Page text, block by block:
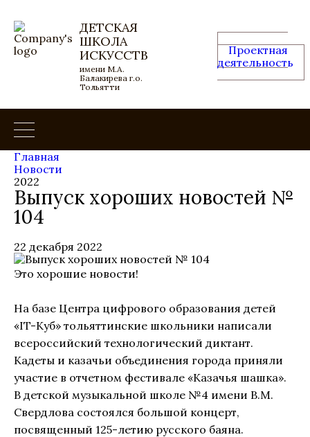
ДЕТСКАЯ
ШКОЛА
ИСКУССТВ
имени М.А.
Балакирева г.о.
Тольятти
Проектная
деятельность
Главная
Новости
2022
Выпуск хороших новостей №
104
22 декабря 2022
Это хорошие новости!
На базе Центра цифрового образования детей
«IT-Куб» тольяттинские школьники написали
всероссийский технологический диктант.
Кадеты и казачьи объединения города приняли
участие в отчетном фестивале «Казачья шашка».
В детской музыкальной школе №4 имени В.М.
Свердлова состоялся большой концерт,
посвященный 125-летию русского баяна.